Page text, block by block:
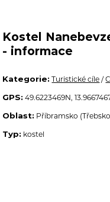
Kostel
- informace
Kategorie: Turistické cíle /
GPS: 49.6223469N,
Oblast: Příbramsko
Typ: kostel